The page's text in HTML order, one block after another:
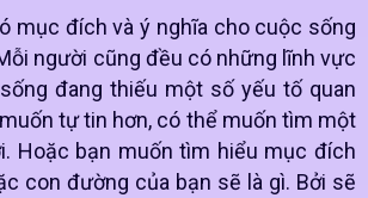
mục đích và ý nghĩa cho cuộc sống
người cũng đều có những lĩnh vực
đang thiếu một số yếu tố quan
tự tin hơn, có thể muốn tìm một
Hoặc bạn muốn tìm hiểu mục đích
con đường của bạn sẽ là gì. Bởi sẽ